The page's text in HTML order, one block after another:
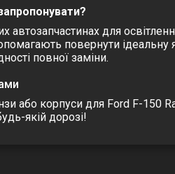
автозапчастинах для
повернути
повної заміни.
або корпуси для Ford F-150
якій дорозі!